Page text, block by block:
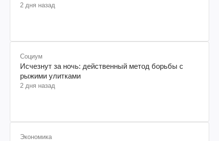
2 дня назад
Социум
Исчезнут за ночь: действенный метод борьбы с
рыжими улитками
2 дня назад
Экономика